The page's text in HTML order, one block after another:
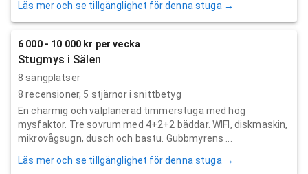
Läs mer och se tillgänglighet för denna stuga →
6 000 - 10 000 kr per vecka
Stugmys i Sälen
8 sängplatser
8 recensioner, 5 stjärnor i snittbetyg
En charmig och välplanerad timmerstuga med hög
mysfaktor. Tre sovrum med 4+2+2 bäddar. WIFI, diskmaskin,
mikrovågsugn, dusch och bastu. Gubbmyrens ...
Läs mer och se tillgänglighet för denna stuga →